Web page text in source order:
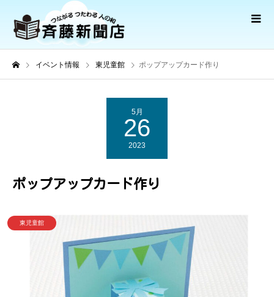
イベント情報 東児童館 ポップアップカード作り
5月
26
2023
ポップアップカード作り
東児童館